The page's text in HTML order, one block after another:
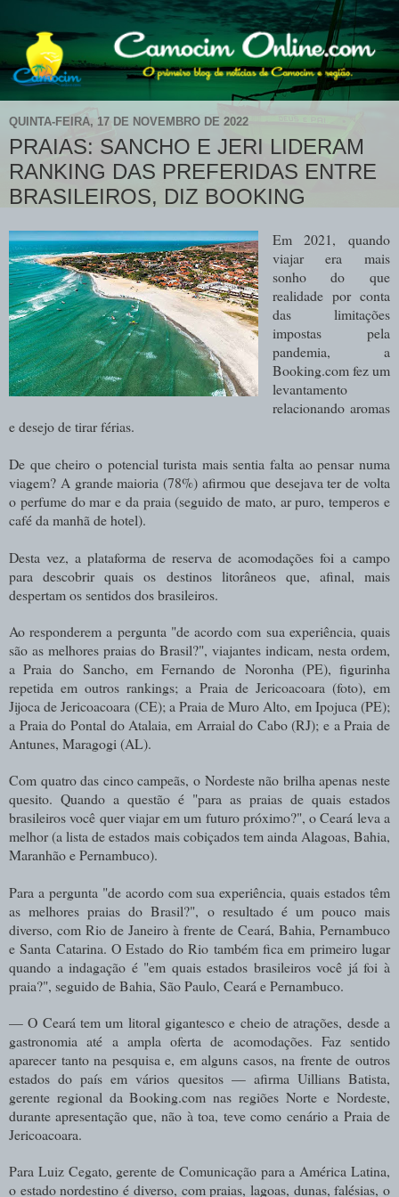
QUINTA-FEIRA, 17 DE NOVEMBRO DE 2022
PRAIAS: SANCHO E JERI LIDERAM
RANKING DAS PREFERIDAS ENTRE
BRASILEIROS, DIZ BOOKING
Em 2021, quando
viajar era mais
sonho do que
realidade por conta
das limitações
impostas pela
pandemia, a
Booking.com fez um
levantamento
relacionando aromas
e desejo de tirar férias.
De que cheiro o potencial turista mais sentia falta ao pensar numa
viagem? A grande maioria (78%) afirmou que desejava ter de volta
o perfume do mar e da praia (seguido de mato, ar puro, temperos e
café da manhã de hotel).
Desta vez, a plataforma de reserva de acomodações foi a campo
para descobrir quais os destinos litorâneos que, afinal, mais
despertam os sentidos dos brasileiros.
Ao responderem a pergunta "de acordo com sua experiência, quais
são as melhores praias do Brasil?", viajantes indicam, nesta ordem,
a Praia do Sancho, em Fernando de Noronha (PE), figurinha
repetida em outros rankings; a Praia de Jericoacoara (foto), em
Jijoca de Jericoacoara (CE); a Praia de Muro Alto, em Ipojuca (PE);
a Praia do Pontal do Atalaia, em Arraial do Cabo (RJ); e a Praia de
Antunes, Maragogi (AL).
Com quatro das cinco campeãs, o Nordeste não brilha apenas neste
quesito. Quando a questão é "para as praias de quais estados
brasileiros você quer viajar em um futuro próximo?", o Ceará leva a
melhor (a lista de estados mais cobiçados tem ainda Alagoas, Bahia,
Maranhão e Pernambuco).
Para a pergunta "de acordo com sua experiência, quais estados têm
as melhores praias do Brasil?", o resultado é um pouco mais
diverso, com Rio de Janeiro à frente de Ceará, Bahia, Pernambuco
e Santa Catarina. O Estado do Rio também fica em primeiro lugar
quando a indagação é "em quais estados brasileiros você já foi à
praia?", seguido de Bahia, São Paulo, Ceará e Pernambuco.
— O Ceará tem um litoral gigantesco e cheio de atrações, desde a
gastronomia até a ampla oferta de acomodações. Faz sentido
aparecer tanto na pesquisa e, em alguns casos, na frente de outros
estados do país em vários quesitos — afirma Uillians Batista,
gerente regional da Booking.com nas regiões Norte e Nordeste,
durante apresentação que, não à toa, teve como cenário a Praia de
Jericoacoara.
Para Luiz Cegato, gerente de Comunicação para a América Latina,
o estado nordestino é diverso, com praias, lagoas, dunas, falésias, o